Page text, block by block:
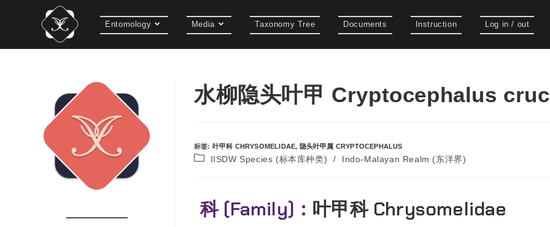
Entomology Media Taxonomy Tree Documents Instruction Log in / out
水柳隐头叶甲 Cryptocephalus
标签: 叶甲科 CHRYSOMELIDAE, 隐头叶甲属 CRYPTOCEPHALUS
IISDW Species (标本库种类) / Indo-Malayan Realm (东洋界)
科 (Family)： 叶甲科 Chrysomelidae